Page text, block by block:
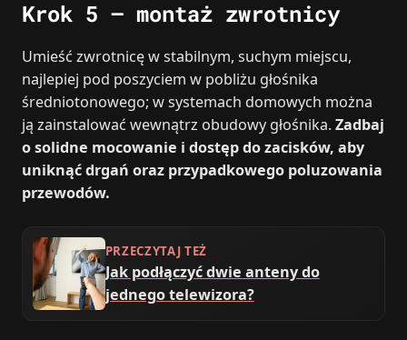
Krok 5 – montaż zwrotnicy
Umieść zwrotnicę w stabilnym, suchym miejscu,
najlepiej pod poszyciem w pobliżu głośnika
średniotonowego; w systemach domowych można
ją zainstalować wewnątrz obudowy głośnika. Zadbaj
o solidne mocowanie i dostęp do zacisków, aby
uniknąć drgań oraz przypadkowego poluzowania
przewodów.
PRZECZYTAJ TEŻ
Jak podłączyć dwie anteny do
jednego telewizora?